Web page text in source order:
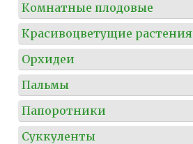
Комнатные плодовые
Красивоцветущие растения
Орхидеи
Пальмы
Папоротники
Суккуленты